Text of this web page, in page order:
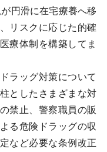
円滑に在宅療養へ移
リスクに応じた的確
療体制を構築してま
ラッグ対策について
としたさまざまな対
禁止、警察職員の販
る危険ドラッグの収
など必要な条例改正